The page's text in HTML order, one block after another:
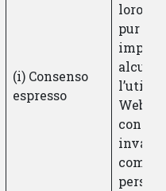
(i) Consenso
espresso
loro
pur
alcun
Web,